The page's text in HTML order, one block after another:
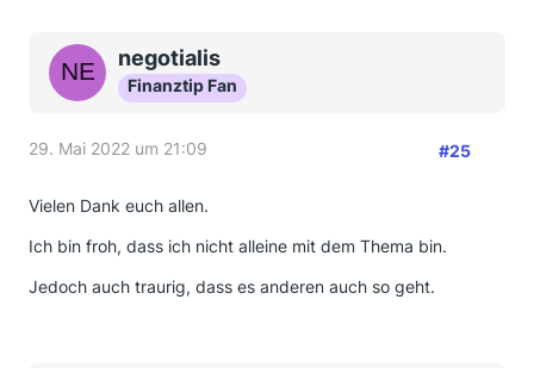
negotialis
Finanztip Fan
29. Mai 2022 um 21:09 #25
Vielen Dank euch allen.
Ich bin froh, dass ich nicht alleine mit dem Thema bin.
Jedoch auch traurig, dass es anderen auch so geht.